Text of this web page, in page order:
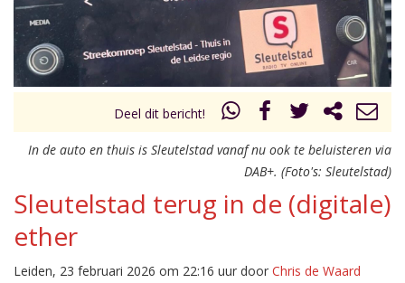
Deel dit bericht!
In de auto en thuis is Sleutelstad vanaf nu ook te beluisteren via
DAB+. (Foto's: Sleutelstad)
Sleutelstad terug in de (digitale)
ether
Leiden, 23 februari 2026 om 22:16 uur door Chris de Waard